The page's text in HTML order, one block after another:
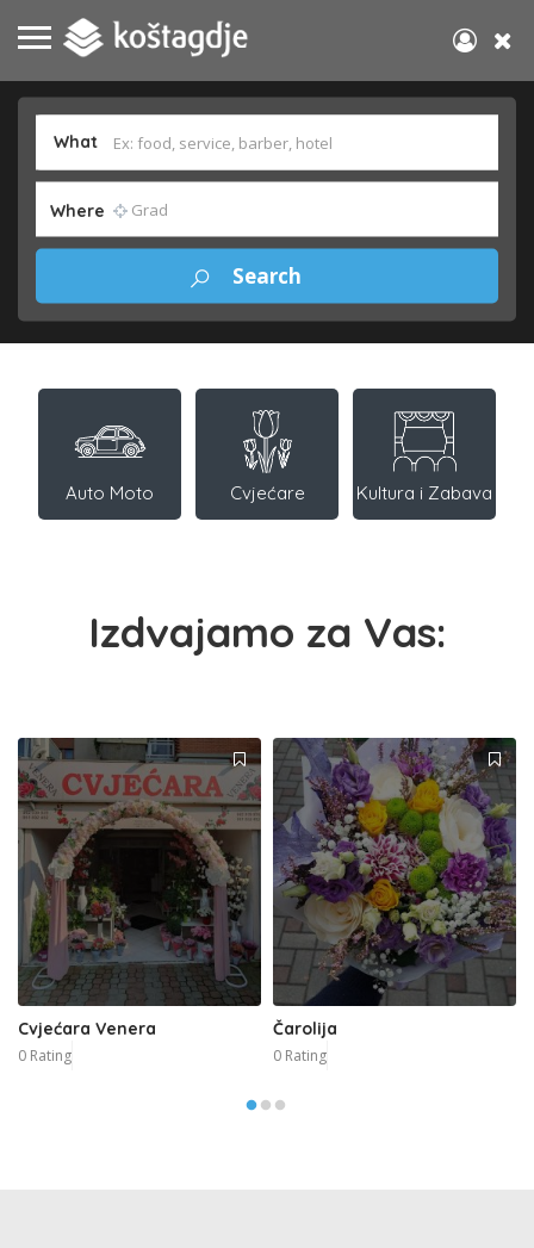
What
Where
Auto Moto Cvjećare Kultura i Zabava
Izdvajamo za Vas:
Cvjećara Venera
0 Rating
Čarolija
0 Rating